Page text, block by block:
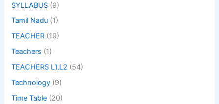
SYLLABUS (9)
Tamil Nadu (1)
TEACHER (19)
Teachers (1)
TEACHERS L1,L2 (54)
Technology (9)
Time Table (20)